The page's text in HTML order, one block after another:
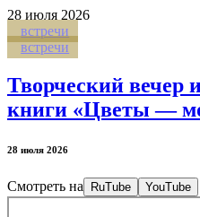
28 июля 2026
встречи
встречи
Творческий вечер
книги «Цветы —
28 июля 2026
Смотреть на RuTube YouTube